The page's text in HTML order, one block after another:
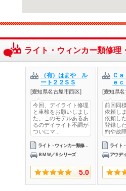
ライト・ウィンカー類修理
（有）はまや ル
ート２２ＳＳ
[愛知県名古屋市西区]
今回、デイライト修理
と車検をお願いしまし
た。このモデルあるあ
るのデイライト不調が
ついにマ...
ライト・ウィンカー類修理・整備
ＢＭＷ／５シリーズ
5.0
Ｃ
ｅｃ
[愛知県
前回同
依頼し
依頼し
登録し
約や故障
アウデ